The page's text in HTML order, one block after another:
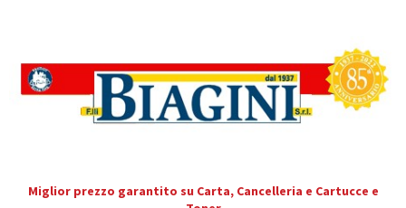
Miglior prezzo garantito su Carta, Cancelleria e Cartucce e